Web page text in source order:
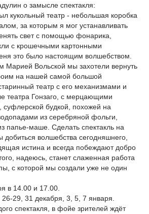
о замысле спектакля:
кукольный театр - небольшая коробка
за которым я мог устанавливать
свет с помощью фонарика,
с крошечными картонными
это было настоящим волшебством.
Марией Вольской мы захотели вернуть
на нашей самой большой
театр с его механизмами и
театра Гонзаго, с мерцающими
будкой, похожей на
из серебряной фольги,
папье-маше. Сделать спектакль на
волшебства сегодняшнего,
истина и всегда побеждают добро
надеюсь, станет слаженная работа
с которой мы создали уже не один
в 14.00 и 17.00.
29, 31 декабря, 3, 5, 7 января.
спектакля, в фойе зрителей ждёт